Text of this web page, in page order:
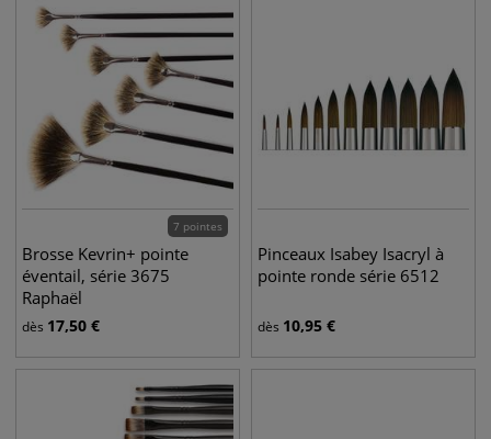
7 pointes
Brosse Kevrin+ pointe
éventail, série 3675
Raphaël
dès 17,50 €
Pinceaux Isabey Isacryl à
pointe ronde série 6512
dès 10,95 €